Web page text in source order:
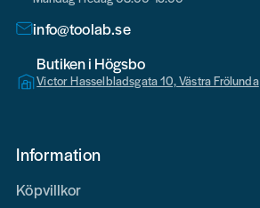
info@toolab.se
Butiken i Högsbo
Victor Hasselbladsgata 10, Västra Frölunda
Information
Köpvillkor